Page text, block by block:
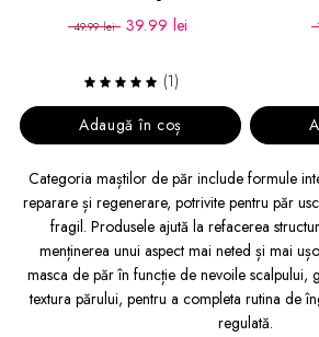
49.99 lei 39.99 lei
(1)
Adaugă în coș
Categoria maștilor de păr include formule
reparare și regenerare, potrivite pentru păr
fragil. Produsele ajută la refacerea
menținerea unui aspect mai neted și mai
masca de păr în funcție de nevoile scalpului,
textura părului, pentru a completa rutina de
regulată.